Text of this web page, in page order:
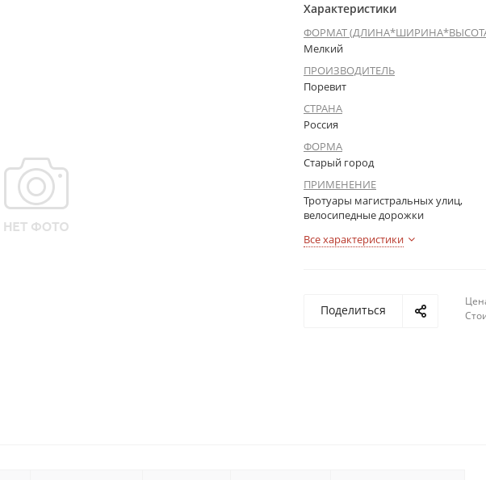
Характеристики
ФОРМАТ
Мелкий
ПРОИЗВОДИТЕЛЬ
Поревит
СТРАНА
Россия
ФОРМА
Старый город
ПРИМЕНЕНИЕ
Тротуары магистральных улиц,
велосипедные дорожки
Все характеристики
Поделиться